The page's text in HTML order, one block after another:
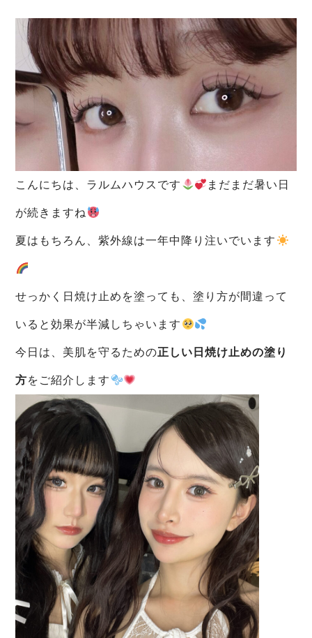
news
ブログ
blog
こんにちは、ラルムハウスです まだまだ暑い日
が続きますね
夏はもちろん、紫外線は一年中降り注いでいます
せっかく日焼け止めを塗っても、塗り方が間違って
いると効果が半減しちゃいます
今日は、美肌を守るための正しい日焼け止めの塗り
方をご紹介します
faq
ニュース
news